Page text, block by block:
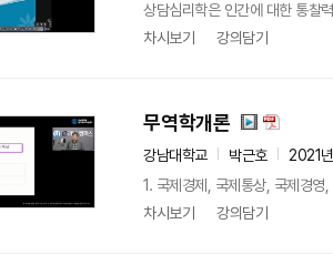
상담심리학은 인간에 대한 통찰
차시보기
강의담기
무역학개론
강남대학교 박근호
2021
1. 국제경제, 국제통상, 국제경
차시보기
강의담기